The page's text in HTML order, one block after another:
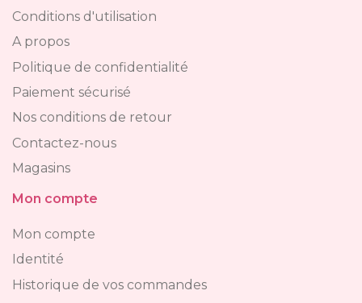
Conditions d'utilisation
A propos
Politique de confidentialité
Paiement sécurisé
Nos conditions de retour
Contactez-nous
Magasins
Mon compte
Mon compte
Identité
Historique de vos commandes